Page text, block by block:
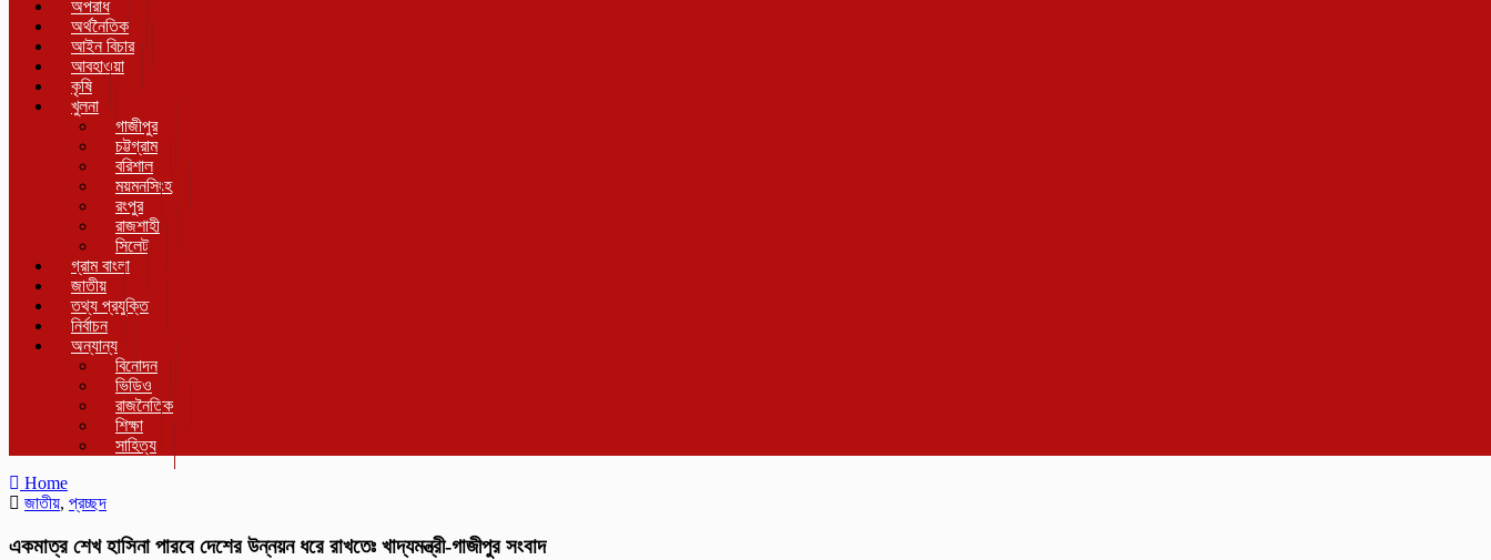
অপরাধ
অর্থনৈতিক
আইন বিচার
আবহাওয়া
কৃষি
খুলনা
গাজীপুর
চট্টগ্রাম
বরিশাল
ময়মনসিংহ
রংপুর
রাজশাহী
সিলেট
গ্রাম বাংলা
জাতীয়
তথ্য প্রযুক্তি
নির্বাচন
অন্যান্য
বিনোদন
ভিডিও
রাজনৈতিক
শিক্ষা
সাহিত্য
Home
জাতীয়, প্রচ্ছদ
একমাত্র শেখ হাসিনা পারবে দেশের উন্নয়ন ধরে রাখতেঃ খাদ্যমন্ত্রী-গাজীপুর সংবাদ